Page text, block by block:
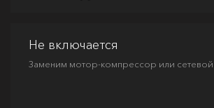
Не включается
Заменим мотор-компрессор или сетевой